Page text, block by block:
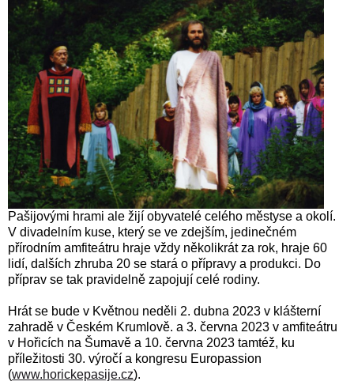
Pašijovými hrami ale žijí obyvatelé celého městyse a okolí.
V divadelním kuse, který se ve zdejším, jedinečném
přírodním amfiteátru hraje vždy několikrát za rok, hraje 60
lidí, dalších zhruba 20 se stará o přípravy a produkci. Do
příprav se tak pravidelně zapojují celé rodiny.
Hrát se bude v Květnou neděli 2. dubna 2023 v klášterní
zahradě v Českém Krumlově. a 3. června 2023 v amfiteátru
v Hořicích na Šumavě a 10. června 2023 tamtéž, ku
příležitosti 30. výročí a kongresu Europassion
(www.horickepasije.cz).